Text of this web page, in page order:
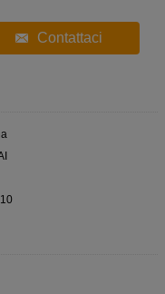
Contattaci